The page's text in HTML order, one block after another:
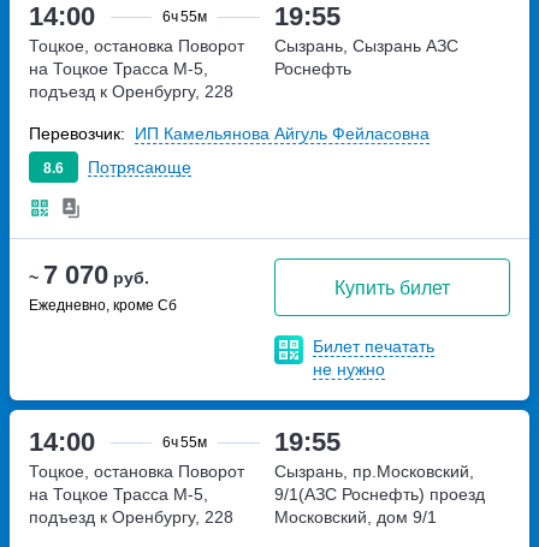
14:00 6ч55м 19:55
~ 7 070 руб.
Ежедневно, кроме Сб
Купить билет
Билет печатать
не нужно
Тоцкое, остановка Поворот
на Тоцкое Трасса М-5,
подъезд к Оренбургу, 228
Сызрань, Сызрань АЗС
Роснефть
8.6 Потрясающе
Перевозчик: ИП Камельянова Айгуль Фейласовна
14:00 6ч55м 19:55
Тоцкое, остановка Поворот
на Тоцкое Трасса М-5,
подъезд к Оренбургу, 228
Сызрань, пр.Московский,
9/1(АЗС Роснефть) проезд
Московский, дом 9/1